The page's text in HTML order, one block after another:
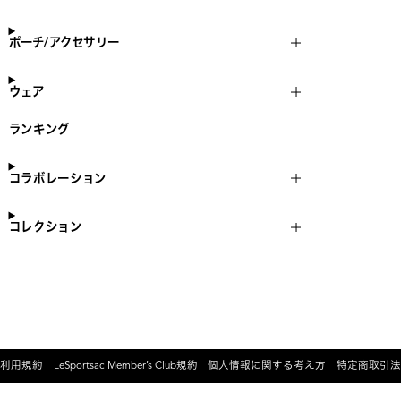
ポーチ/アクセサリー
ウェア
ランキング
コラボレーション
コレクション
利用規約 LeSportsac Member’s Club規約 個人情報に関する考え方 特定商取引